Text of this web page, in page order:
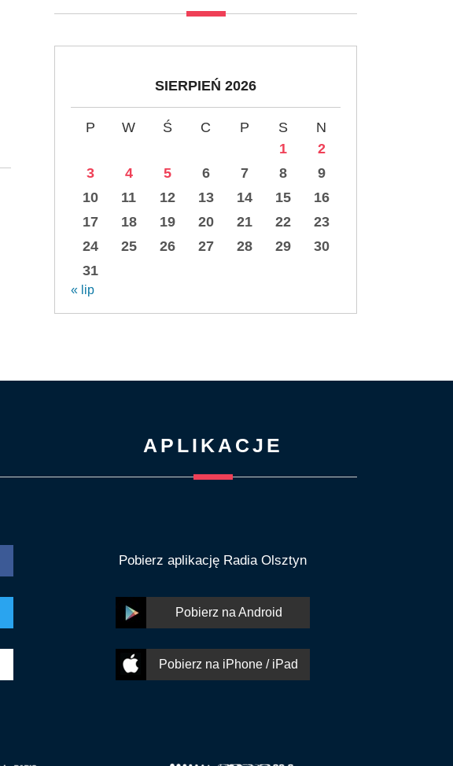
SIERPIEŃ 2026
P W Ś C P S
N
1
2
3
4 5 6 7 8
9
10
11 12 13 14 15
16
17
18 19 20 21 22
23
24
25 26 27 28 29
30
31
« lip
APLIKACJE
Pobierz aplikację Radia Olsztyn
Pobierz na Android
Pobierz na iPhone / iPad